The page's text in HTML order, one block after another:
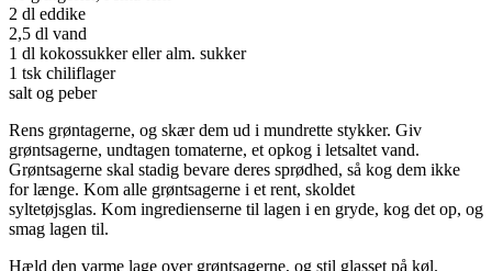
2 dl eddike
2,5 dl vand
1 dl kokossukker eller alm. sukker
1 tsk chiliflager
salt og peber
Rens grøntagerne, og skær dem ud i mundrette stykker. Giv
grøntsagerne, undtagen tomaterne, et opkog i letsaltet vand.
Grøntsagerne skal stadig bevare deres sprødhed, så kog dem ikke
for længe. Kom alle grøntsagerne i et rent, skoldet
syltetøjsglas. Kom ingredienserne til lagen i en gryde, kog det op, og
smag lagen til.
Hæld den varme lage over grøntsagerne, og stil glasset på køl.